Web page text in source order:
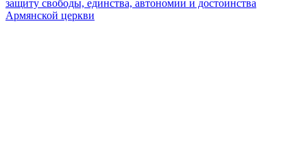
защиту свободы, единства, автономии и достоинства
Армянской церкви